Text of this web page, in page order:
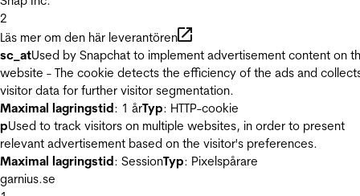
2
Läs mer om den här leverantören
sc_atUsed by Snapchat to implement advertisement content on
website - The cookie detects the efficiency of the ads and
visitor data for further visitor segmentation.
Maximal lagringstid: 1 årTyp: HTTP-cookie
pUsed to track visitors on multiple websites, in order to present
relevant advertisement based on the visitor's preferences.
Maximal lagringstid: SessionTyp: Pixelspårare
garnius.se